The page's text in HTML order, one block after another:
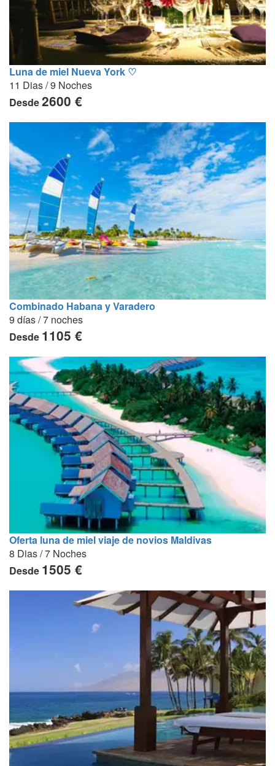
Luna de miel Nueva York ♡
11 Dias / 9 Noches
Desde2600 €
Combinado Habana y Varadero
9 días / 7 noches
Desde 1105 €
Oferta luna de miel viaje de novios Maldivas
8 Dias / 7 Noches
Desde 1505 €